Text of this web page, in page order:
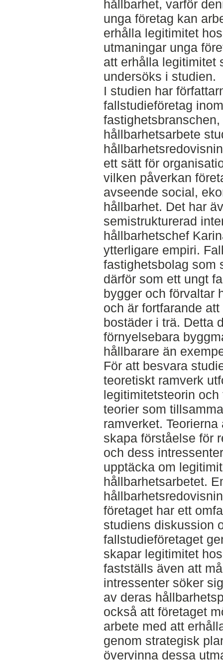
hållbarhet, varför
unga företag kan
erhålla legitimitet
utmaningar unga
att erhålla legitimitet
undersöks i studien.
I studien har
fallstudieföretag
hållbarhetsarbete
ett sätt för
vilken påverkan
avseende social,
hållbarhet. Det har
semistrukturerad
hållbarhetschef
ytterligare empiri.
fastighetsbolag som
därför som ett ungt
bygger och förvaltar
och är fortfarande
bostäder i trä. Detta
förnyelsebara
hållbarare än
För att besvara
teoretiskt ramverk
legitimitetsteorin
teorier som
ramverket.
skapa förståelse för
och dess
upptäcka om
hållbarhetsarbetet.
företaget har ett
studiens diskussion
fallstudieföretaget
skapar legitimitet
fastställs även att
intressenter söker
av deras
också att företaget
arbete med att
genom strategisk
övervinna dessa